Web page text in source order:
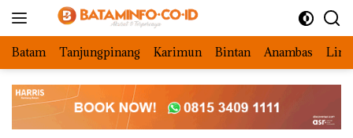
Batam Tanjungpinang Karimun Bintan Anambas